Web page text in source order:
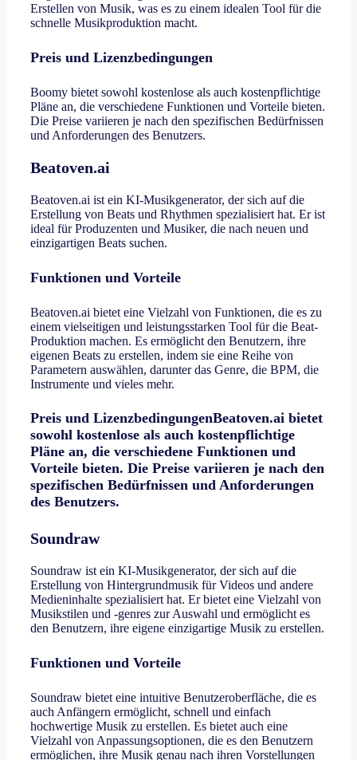
Erstellen von Musik, was es zu einem idealen Tool für die
schnelle Musikproduktion macht.
Preis und Lizenzbedingungen
Boomy bietet sowohl kostenlose als auch kostenpflichtige
Pläne an, die verschiedene Funktionen und Vorteile bieten.
Die Preise variieren je nach den spezifischen Bedürfnissen
und Anforderungen des Benutzers.
Beatoven.ai
Beatoven.ai ist ein KI-Musikgenerator, der sich auf die
Erstellung von Beats und Rhythmen spezialisiert hat. Er ist
ideal für Produzenten und Musiker, die nach neuen und
einzigartigen Beats suchen.
Funktionen und Vorteile
Beatoven.ai bietet eine Vielzahl von Funktionen, die es zu
einem vielseitigen und leistungsstarken Tool für die Beat-
Produktion machen. Es ermöglicht den Benutzern, ihre
eigenen Beats zu erstellen, indem sie eine Reihe von
Parametern auswählen, darunter das Genre, die BPM, die
Instrumente und vieles mehr.
Preis und LizenzbedingungenBeatoven.ai bietet
sowohl kostenlose als auch kostenpflichtige
Pläne an, die verschiedene Funktionen und
Vorteile bieten. Die Preise variieren je nach den
spezifischen Bedürfnissen und Anforderungen
des Benutzers.
Soundraw
Soundraw ist ein KI-Musikgenerator, der sich auf die
Erstellung von Hintergrundmusik für Videos und andere
Medieninhalte spezialisiert hat. Er bietet eine Vielzahl von
Musikstilen und -genres zur Auswahl und ermöglicht es
den Benutzern, ihre eigene einzigartige Musik zu erstellen.
Funktionen und Vorteile
Soundraw bietet eine intuitive Benutzeroberfläche, die es
auch Anfängern ermöglicht, schnell und einfach
hochwertige Musik zu erstellen. Es bietet auch eine
Vielzahl von Anpassungsoptionen, die es den Benutzern
ermöglichen, ihre Musik genau nach ihren Vorstellungen